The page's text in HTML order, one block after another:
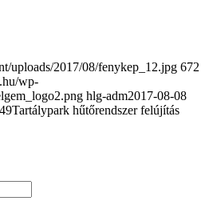
uploads/2017/08/fenykep_12.jpg 672
wp-
hlg-adm2017-08-08
Tartálypark hűtőrendszer felújítás